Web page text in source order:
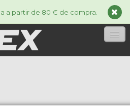
a partir de 80 € de compra.